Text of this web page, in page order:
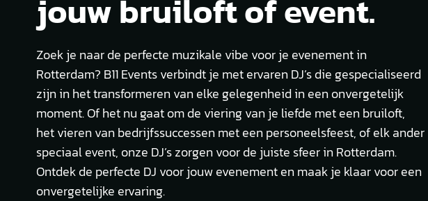
jouw bruiloft of event.
Zoek je naar de perfecte muzikale vibe voor je evenement in
Rotterdam? B11 Events verbindt je met ervaren DJ’s die gespecialiseerd
zijn in het transformeren van elke gelegenheid in een onvergetelijk
moment. Of het nu gaat om de viering van je liefde met een bruiloft,
het vieren van bedrijfssuccessen met een personeelsfeest, of elk ander
speciaal event, onze DJ’s zorgen voor de juiste sfeer in Rotterdam.
Ontdek de perfecte DJ voor jouw evenement en maak je klaar voor een
onvergetelijke ervaring.